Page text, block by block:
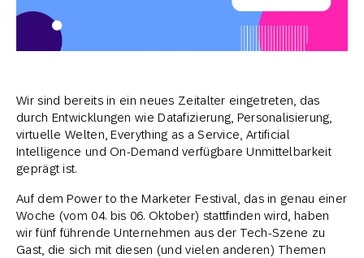
Wir sind bereits in ein neues Zeitalter eingetreten, das
durch Entwicklungen wie Datafizierung, Personalisierung,
virtuelle Welten, Everything as a Service, Artificial
Intelligence und On-Demand verfügbare Unmittelbarkeit
geprägt ist.
Auf dem Power to the Marketer Festival, das in genau einer
Woche (vom 04. bis 06. Oktober) stattfinden wird, haben
wir fünf führende Unternehmen aus der Tech-Szene zu
Gast, die sich mit diesen (und vielen anderen) Themen